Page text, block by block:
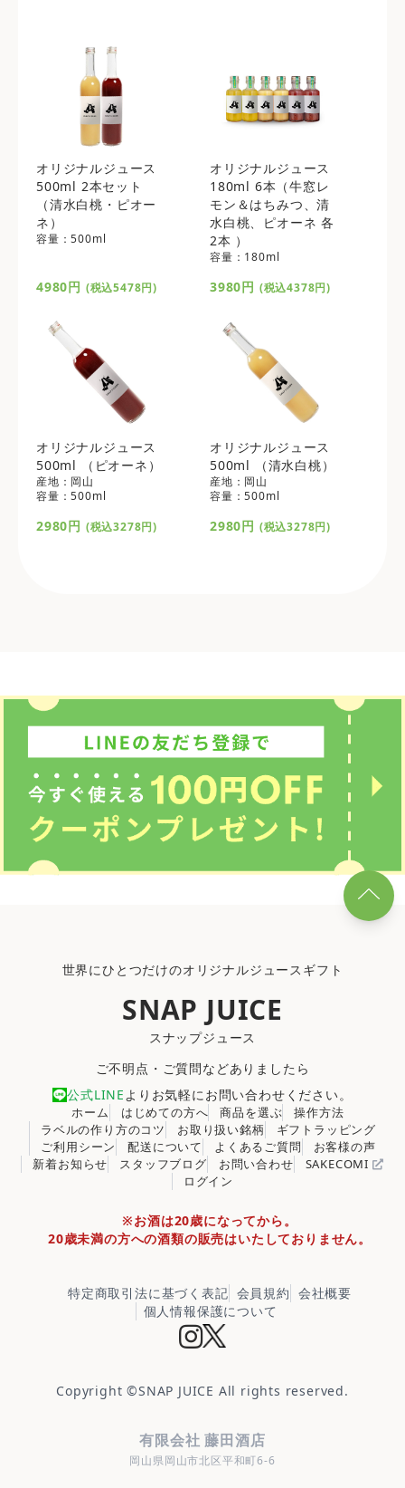
オリジナルジュース
500ml 2本セット
（清水白桃・ピオー
ネ）
容量：500ml
4980円 (税込5478円)
オリジナルジュース
180ml 6本（牛窓レ
モン＆はちみつ、清
水白桃、ピオーネ 各
2本 ）
容量：180ml
3980円 (税込4378円)
オリジナルジュース
500ml （ピオーネ）
産地：岡山
容量：500ml
2980円 (税込3278円)
オリジナルジュース
500ml （清水白桃）
産地：岡山
容量：500ml
2980円 (税込3278円)
世界にひとつだけのオリジナルジュースギフト
SNAP JUICE
スナップジュース
ご不明点・ご質問などありましたら
公式LINEよりお気軽にお問い合わせください。
ホーム はじめての方へ 商品を選ぶ
操作方法
ラベルの作り方のコツ
お取り扱い銘柄
ギフトラッピング
ご利用シーン
配送について よくあるご質問
お客様の声
新着お知らせ
スタッフブログ お問い合わせ
SAKECOMI
ログイン
※お酒は20歳になってから。
20歳未満の方への酒類の販売はいたしておりません。
特定商取引法に基づく表記 会員規約 会社概要
個人情報保護について
Copyright ©SNAP JUICE All rights reserved.
有限会社 藤田酒店
岡山県岡山市北区平和町6-6